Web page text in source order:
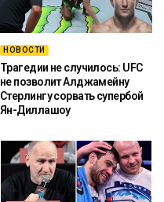
НОВОСТИ
Трагедии не случилось: UFC
не позволит Алджамейну
Стерлингу сорвать супербой
Ян-Диллашоу